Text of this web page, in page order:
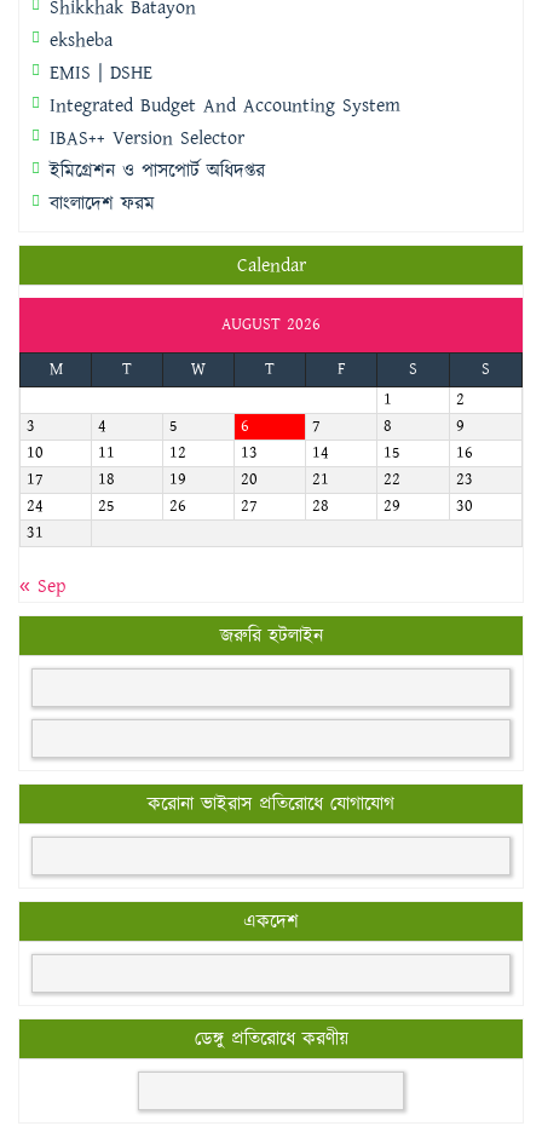
Shikkhak Batayon
eksheba
EMIS | DSHE
Integrated Budget And Accounting System
IBAS++ Version Selector
ইমিগ্রেশন ও পাসপোর্ট অধিদপ্তর
বাংলাদেশ ফরম
Calendar
AUGUST 2026
M
T W T F S
S
1
2
3
4 5 6 7 8
9
10
11 12 13 14 15
16
17
18 19 20 21 22
23
24
25 26 27 28 29
30
31
« Sep
জরুরি হটলাইন
করোনা ভাইরাস প্রতিরোধে যোগাযোগ
একদেশ
ডেঙ্গু প্রতিরোধে করণীয়